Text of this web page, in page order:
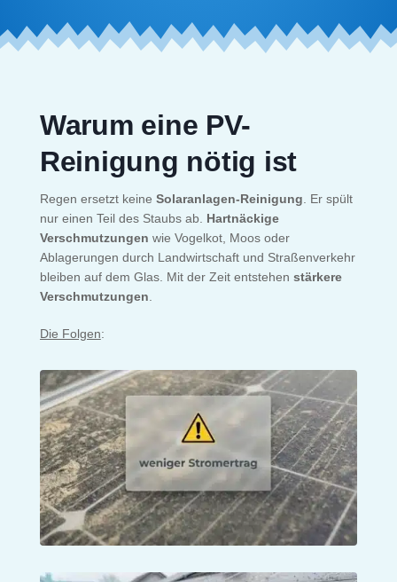
Warum eine PV-
Reinigung nötig ist
Regen ersetzt keine Solaranlagen-Reinigung . Er spült
nur einen Teil des Staubs ab. Hartnäckige
Verschmutzungen wie Vogelkot, Moos oder
Ablagerungen durch Landwirtschaft und Straßenverkehr
bleiben auf dem Glas. Mit der Zeit entstehen stärkere
Verschmutzungen
Die Folgen: